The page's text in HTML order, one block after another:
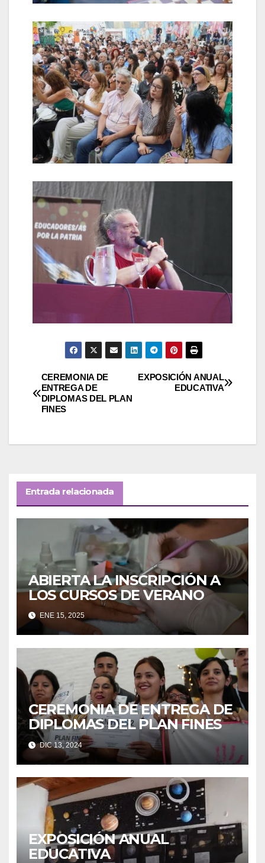
Navegación
de
EXPOSICIÓN ANUAL
EDUCATIVA
CEREMONIA DE
ENTREGA DE
DIPLOMAS DEL PLAN
FINES
Entrada relacionada
ABIERTA LA INSCRIPCIÓN A
LOS CURSOS DE VERANO
ENE 15, 2025
CEREMONIA DE ENTREGA DE
DIPLOMAS DEL PLAN FINES
DIC 13, 2024
EXPOSICIÓN ANUAL
EDUCATIVA